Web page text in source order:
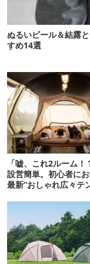
ぬるいビール＆結露
すめ14選
「嘘、これ2ルーム！
設営簡単。初心者に
最新“おしゃれ広々テ